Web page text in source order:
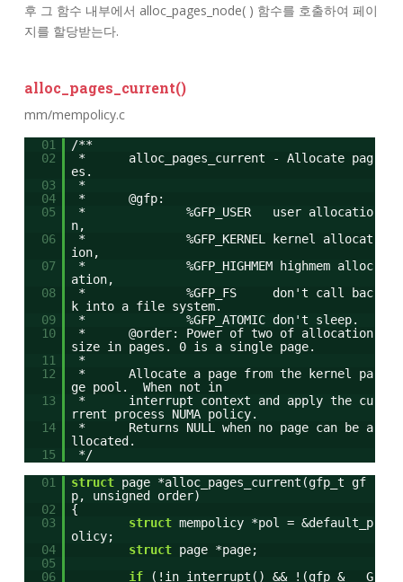
후 그 함수 내부에서 alloc_pages_node( ) 함수를 호출하여 페이
지를 할당받는다.
alloc_pages_current()
mm/mempolicy.c
01
/**
02
* alloc_pages_current - Allocate pag
es.
03
*
04
* @gfp:
05
* %GFP_USER user allocatio
n,
06
* %GFP_KERNEL kernel allocat
ion,
07
* %GFP_HIGHMEM highmem alloc
ation,
08
* %GFP_FS don't call bac
k into a file system.
09
* %GFP_ATOMIC don't sleep.
10
* @order: Power of two of allocation
size in pages. 0 is a single page.
11
*
12
* Allocate a page from the kernel pa
ge pool. When not in
13
* interrupt context and apply the cu
rrent process NUMA policy.
14
* Returns NULL when no page can be a
llocated.
15
*/
01
struct page *alloc_pages_current(gfp_t gf
p, unsigned order)
02
{
03
struct mempolicy *pol = &default_p
olicy;
04
struct page *page;
05
06
if (!in_interrupt() && !(gfp & __G